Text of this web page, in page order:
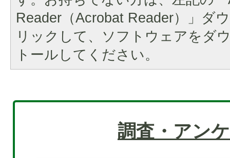
Reader（Acrobat Reader）」ダ
リックして、ソフトウェアをダ
トールしてください。
調査・アン